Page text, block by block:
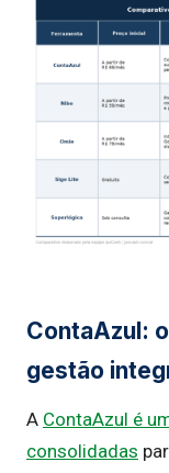
ContaAzul:
gestão
A ContaAzul é
consolidadas